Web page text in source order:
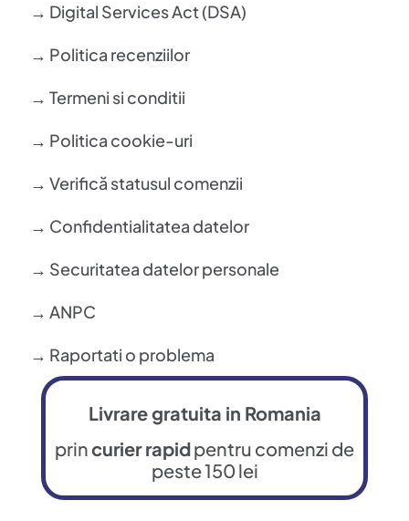
→ Digital Services Act (DSA)
→ Politica recenziilor
→ Termeni si conditii
→ Politica cookie-uri
→ Verifică statusul comenzii
→ Confidentialitatea datelor
→ Securitatea datelor personale
→ ANPC
→ Raportati o problema
Livrare gratuita in Romania
princurier rapidpentru comenzi de
peste 150 lei